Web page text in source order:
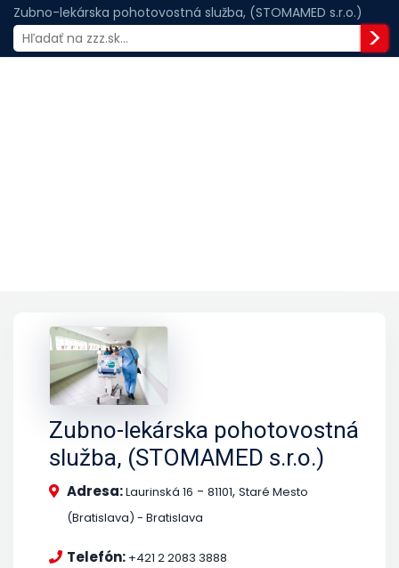
Zubno-lekárska pohotovostná služba, (STOMAMED s.r.o.)
Zubno-lekárska pohotovostná
služba, (STOMAMED s.r.o.)
Adresa:Laurinská 16 - 81101, Staré Mesto
(Bratislava) - Bratislava
Telefón: +421 2 2083 3888